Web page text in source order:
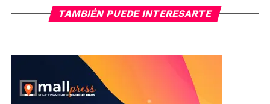
TAMBIÉN PUEDE INTERESARTE